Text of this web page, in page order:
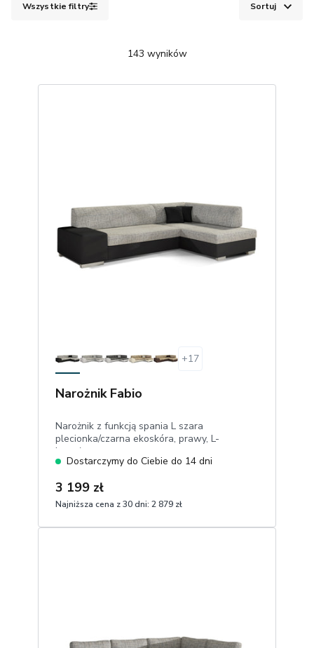
143 wyników
Wszystkie filtry Sortuj
+17
Narożnik Fabio
Narożnik z funkcją spania L szara
plecionka/czarna ekoskóra, prawy, L-
kształtny
Dostarczymy do Ciebie do 14 dni
3 199 zł
Najniższa cena z 30 dni: 2 879 zł
1